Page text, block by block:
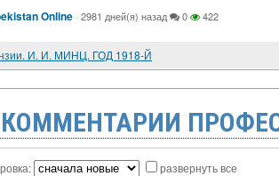
Online · 2981 дней(я) назад 0 422
И. И. МИНЦ. ГОД 1918-Й
КОММЕНТАРИИ
развернуть все